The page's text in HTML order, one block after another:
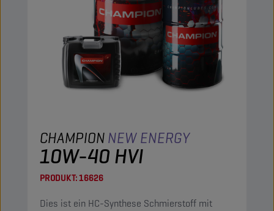
CHAMPIONNEW ENERGY
10W-40 HVI
PRODUKT:16626
Dies ist ein HC-Synthese Schmierstoff mit